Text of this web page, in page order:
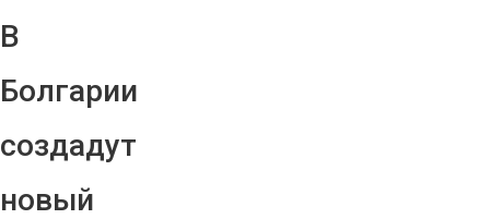
В
Болгарии
создадут
новый